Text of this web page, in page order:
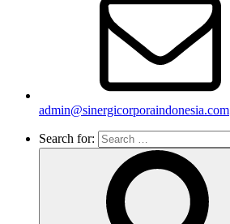
admin@sinergicorporaindonesia.com
Search for: